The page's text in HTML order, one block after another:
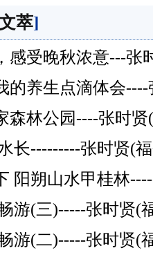
萃]
感受晚秋浓意---张
的养生点滴体会----
森林公园----张时贤
长---------张时贤(
阳朔山水甲桂林
游(三)-----张时贤(
游(二)-----张时贤(